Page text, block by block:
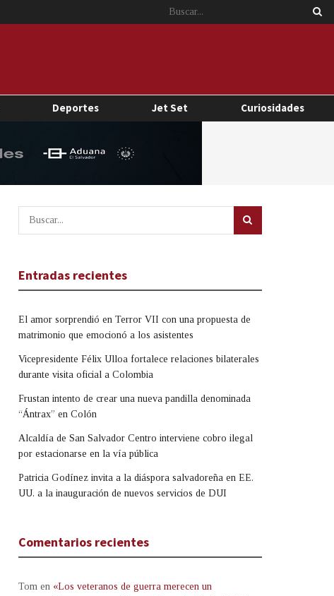
Deportes Jet Set Curiosidades
Entradas recientes
El amor sorprendió en Terror VII con una propuesta de
matrimonio que emocionó a los asistentes
Vicepresidente Félix Ulloa fortalece relaciones bilaterales
durante visita oficial a Colombia
Frustan intento de crear una nueva pandilla denominada
“Ántrax” en Colón
Alcaldía de San Salvador Centro interviene cobro ilegal
por estacionarse en la vía pública
Patricia Godínez invita a la diáspora salvadoreña en EE.
UU. a la inauguración de nuevos servicios de DUI
Comentarios recientes
Tom en «Los veteranos de guerra merecen un